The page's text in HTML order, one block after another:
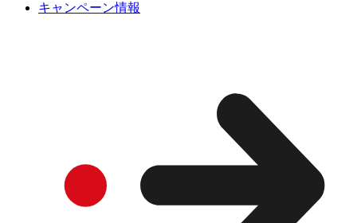
キャンペーン情報